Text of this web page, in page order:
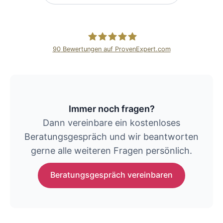
90Bewertungen auf ProvenExpert.com
Immer noch fragen?
Dann vereinbare ein kostenloses
Beratungsgespräch und wir beantworten
gerne alle weiteren Fragen persönlich.
Beratungsgespräch vereinbaren